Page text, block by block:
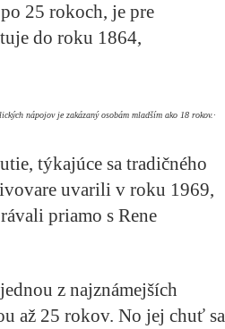
25 rokoch, je pre
do roku 1864,
nápojov je zakázaný osobám mladším ako 18 rokov.·
týkajúce sa tradičného
uvarili v roku 1969,
priamo s Rene
z najznámejších
až 25 rokov. No jej chuť sa